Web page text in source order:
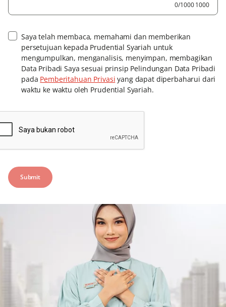
0/1000 1000
Saya telah membaca, memahami dan memberikan
persetujuan kepada Prudential Syariah untuk
mengumpulkan, menganalisis, menyimpan, membagikan
Data Pribadi Saya sesuai prinsip Pelindungan Data Pribadi
pada Pemberitahuan Privasi yang dapat diperbaharui dari
waktu ke waktu oleh Prudential Syariah.